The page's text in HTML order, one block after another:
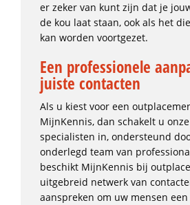
er zeker van kunt zijn dat je
de kou laat staan, ook als het
kan worden voortgezet.
Een professionele
juiste contacten
Als u kiest voor een
MijnKennis, dan schakelt u
specialisten in, ondersteund
onderlegd team van
beschikt MijnKennis bij
uitgebreid netwerk van
aanspreken om uw mensen